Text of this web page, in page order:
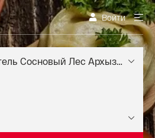
Войти
AZIMUT Парк Отель Сосновый Лес Архыз 4*